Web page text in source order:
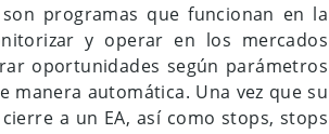
programas que funcionan en la
y operar en los mercados
oportunidades según parámetros
manera automática. Una vez que su
a un EA, así como stops, stops